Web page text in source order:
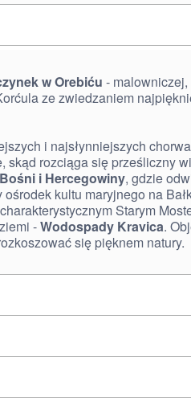
w Orebiću -
ze zwiedzaniem
i najsłynniejszych
skąd rozciąga się prześliczny
Bośni i Hercegowiny, gdzie
kultu maryjnego na
Starym
-Wodospady Kravica.
się pięknem natury.